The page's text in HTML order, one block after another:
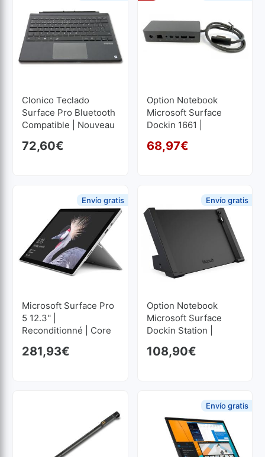
Clonico Teclado
Surface Pro Bluetooth
Compatible | Nouveau
72,60€
Option Notebook
Microsoft Surface
Dockin 1661 |
68,97€
Microsoft Surface Pro
5 12.3'' |
Reconditionné | Core
256 GB SSD
281,93€
Envío gratis
Option Notebook
Microsoft Surface
Dockin Station |
108,90€
Envío gratis
Envío gratis